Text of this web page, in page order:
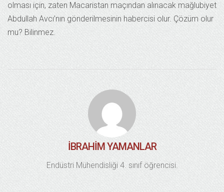
olması için, zaten Macaristan maçından alınacak mağlubiyet
Abdullah Avcı’nın gönderilmesinin habercisi olur. Çözüm olur
mu? Bilinmez.
İBRAHIM YAMANLAR
Endüstri Mühendisliği 4. sınıf öğrencisi.